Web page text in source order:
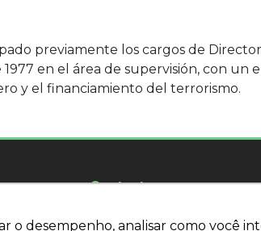
o desempenho, analisar como você
o desempenho, analisar como você
previamente los cargos de
en el área de supervisión, con un
y el financiamiento del terrorismo.
Contacto
WhatsApp:
(11) 94205-9699